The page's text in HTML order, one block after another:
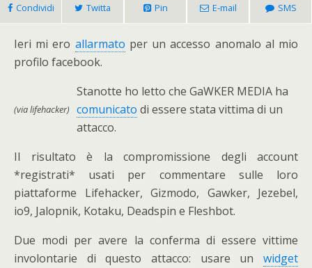
Condividi Twitta Pin E-mail SMS
Ieri mi ero allarmato per un accesso anomalo al mio
profilo facebook.
(via lifehacker)
Stanotte ho letto che GaWKER MEDIA ha
comunicato di essere stata vittima di un
attacco.
Il risultato è la compromissione degli account
*registrati* usati per commentare sulle loro
piattaforme Lifehacker, Gizmodo, Gawker, Jezebel,
io9, Jalopnik, Kotaku, Deadspin e Fleshbot.
Due modi per avere la conferma di essere vittime
involontarie di questo attacco: usare un widget